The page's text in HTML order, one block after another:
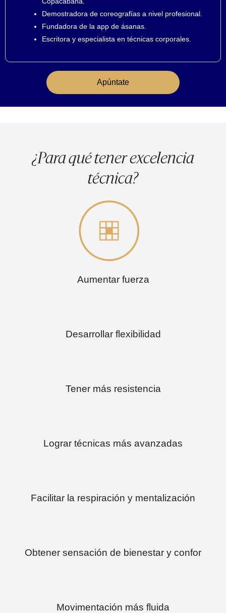
Demostradora de coreografías a nivel profesional.
Fundadora de la app de ásanas.
Escritora y especialista en técnicas corporales.
Apúntate
¿Para qué tener excelencia
técnica?
Aumentar fuerza
Desarrollar flexibilidad
Tener más resistencia
Lograr técnicas más avanzadas
Facilitar la respiración y mentalización
Obtener sensación de bienestar y confor
Movimentación más fluida